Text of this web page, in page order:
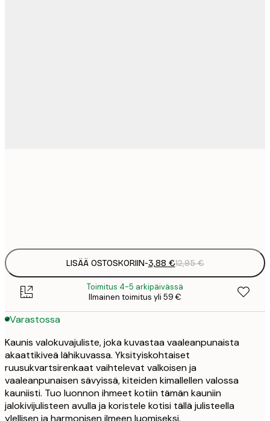
LISÄÄ OSTOSKORIIN-3,88 €12,95 €
Toimitus 4-5 arkipäivässä
Ilmainen toimitus yli 59 €
Varastossa
Kaunis valokuvajuliste, joka kuvastaa vaaleanpunaista
akaattikiveä lähikuvassa. Yksityiskohtaiset
ruusukvartsirenkaat vaihtelevat valkoisen ja
vaaleanpunaisen sävyissä, kiteiden kimallellen valossa
kauniisti. Tuo luonnon ihmeet kotiin tämän kauniin
jalokivijulisteen avulla ja koristele kotisi tällä julisteella
ylellisen ja harmonisen ilmeen luomiseksi.